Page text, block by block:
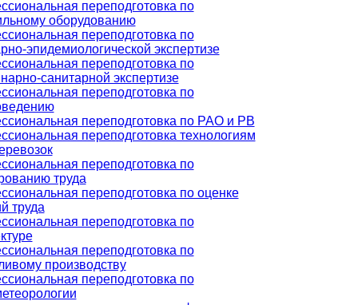
переподготовка по
оборудованию
переподготовка по
эпидемиологической экспертизе
переподготовка по
санитарной экспертизе
переподготовка по
переподготовка по РАО и РВ
переподготовка технологиям
переподготовка по
труда
переподготовка по оценке
труда
переподготовка по
переподготовка по
производству
переподготовка по